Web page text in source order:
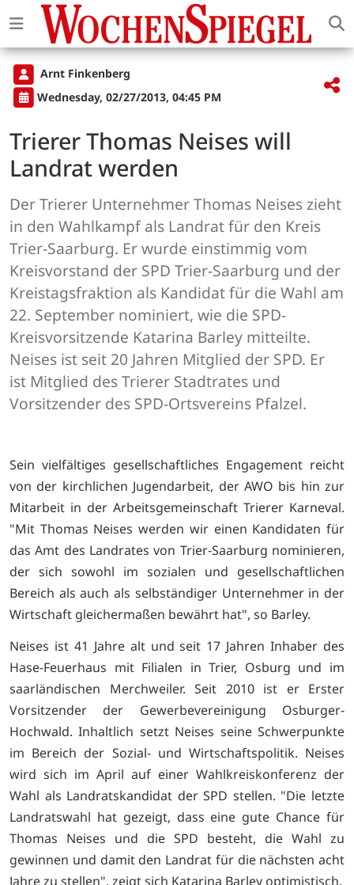
Arnt Finkenberg
Wednesday, 02/27/2013, 04:45 PM
Trierer Thomas Neises will
Landrat werden
Der Trierer Unternehmer Thomas Neises zieht
in den Wahlkampf als Landrat für den Kreis
Trier-Saarburg. Er wurde einstimmig vom
Kreisvorstand der SPD Trier-Saarburg und der
Kreistagsfraktion als Kandidat für die Wahl am
22. September nominiert, wie die SPD-
Kreisvorsitzende Katarina Barley mitteilte.
Neises ist seit 20 Jahren Mitglied der SPD. Er
ist Mitglied des Trierer Stadtrates und
Vorsitzender des SPD-Ortsvereins Pfalzel.
Sein vielfältiges gesellschaftliches Engagement reicht
von der kirchlichen Jugendarbeit, der AWO bis hin zur
Mitarbeit in der Arbeitsgemeinschaft Trierer Karneval.
"Mit Thomas Neises werden wir einen Kandidaten für
das Amt des Landrates von Trier-Saarburg nominieren,
der sich sowohl im sozialen und gesellschaftlichen
Bereich als auch als selbständiger Unternehmer in der
Wirtschaft gleichermaßen bewährt hat", so Barley.
Neises ist 41 Jahre alt und seit 17 Jahren Inhaber des
Hase-Feuerhaus mit Filialen in Trier, Osburg und im
saarländischen Merchweiler. Seit 2010 ist er Erster
Vorsitzender der Gewerbevereinigung Osburger-
Hochwald. Inhaltlich setzt Neises seine Schwerpunkte
im Bereich der Sozial- und Wirtschaftspolitik. Neises
wird sich im April auf einer Wahlkreiskonferenz der
Wahl als Landratskandidat der SPD stellen. "Die letzte
Landratswahl hat gezeigt, dass eine gute Chance für
Thomas Neises und die SPD besteht, die Wahl zu
gewinnen und damit den Landrat für die nächsten acht
Jahre zu stellen", zeigt sich Katarina Barley optimistisch.